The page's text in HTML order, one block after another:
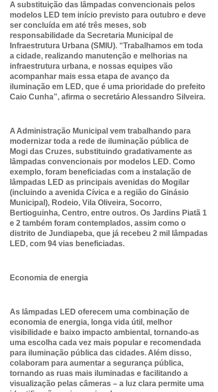
A substituição das lâmpadas convencionais pelos
modelos LED tem início previsto para outubro e deve
ser concluída em até três meses, sob
responsabilidade da Secretaria Municipal de
Infraestrutura Urbana (SMIU). “Trabalhamos em toda
a cidade, realizando manutenção e melhorias na
infraestrutura urbana, e nossas equipes vão
acompanhar mais essa etapa de avanço da
iluminação em LED, que é uma prioridade do prefeito
Caio Cunha”, afirma o secretário Alessandro Silveira.
A Administração Municipal vem trabalhando para
modernizar toda a rede de iluminação pública de
Mogi das Cruzes, substituindo gradativamente as
lâmpadas convencionais por modelos LED. Como
exemplo, foram beneficiadas com a instalação de
lâmpadas LED as principais avenidas do Mogilar
(incluindo a avenida Cívica e a região do Ginásio
Municipal), Rodeio, Vila Oliveira, Socorro,
Bertioguinha, Centro, entre outros. Os Jardins Piatã 1
e 2 também foram contemplados, assim como o
distrito de Jundiapeba, que já recebeu 2 mil lâmpadas
LED, com 94 vias beneficiadas.
Economia de energia
As lâmpadas LED oferecem uma combinação de
economia de energia, longa vida útil, melhor
visibilidade e baixo impacto ambiental, tornando-as
uma escolha cada vez mais popular e recomendada
para iluminação pública das cidades. Além disso,
colaboram para aumentar a segurança pública,
tornando as ruas mais iluminadas e facilitando a
visualização pelas câmeras – a luz clara permite uma